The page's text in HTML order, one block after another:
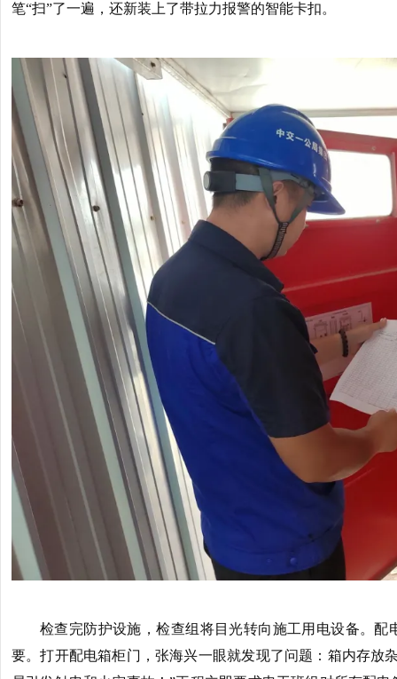
笔“扫”了一遍，还新装上了带拉力报警的智能卡扣。
检查完防护设施，检查组将目光转向施工用电设备。
要。打开配电箱柜门，张海兴一眼就发现了问题：箱内存放